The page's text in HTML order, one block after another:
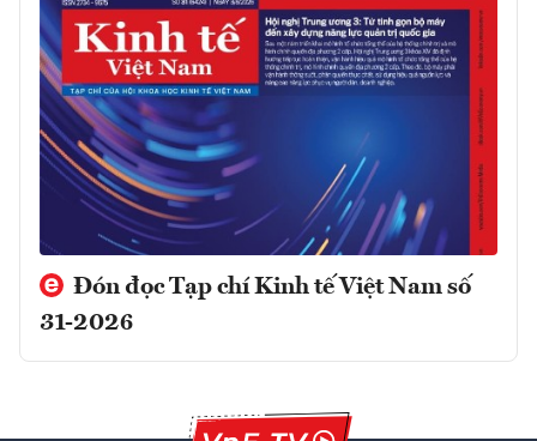
Đón đọc Tạp chí Kinh tế Việt Nam số
31-2026